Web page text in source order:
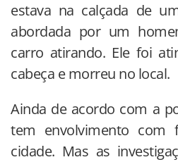
estava na calçada de
abordada por um
carro atirando. Ele foi
cabeça e morreu no local.
Ainda de acordo com a
tem envolvimento com
cidade. Mas as